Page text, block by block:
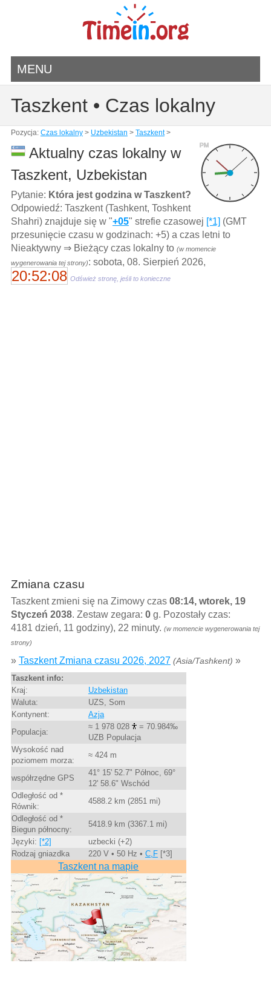
MENU
Taszkent • Czas lokalny
Pozycja: Czas lokalny> Uzbekistan > Taszkent>
PM
Aktualny czas lokalny w
Taszkent, Uzbekistan
Pytanie: Która jest godzina w Taszkent?
Odpowiedź: Taszkent (Tashkent, Toshkent
Shahri) znajduje się w "+05" strefie czasowej [*1] (GMT
przesunięcie czasu w godzinach: +5) a czas letni to
Nieaktywny ⇒ Bieżący czas lokalny to (w momencie
wygenerowania tej strony): sobota, 08. Sierpień 2026,
20:52:08 Odśwież stronę, jeśli to konieczne
Zmiana czasu
Taszkent zmieni się na Zimowy czas 08:14, wtorek, 19
Styczeń 2038. Zestaw zegara: 0g. Pozostały czas:
4181 dzień, 11 godziny), 22 minuty. (w momencie wygenerowania tej
strony)
» Taszkent Zmiana czasu 2026, 2027 (Asia/Tashkent) »
Taszkent info:
Kraj:
Uzbekistan
Waluta:
UZS, Som
Kontynent:
Azja
Populacja:
≈ 1 978 028
= 70.984‰
UZB Populacja
Wysokość nad
poziomem morza:
≈ 424 m
współrzędne GPS
41° 15' 52.7" Północ, 69°
12' 58.6" Wschód
Odległość od *
Równik:
4588.2 km (2851 mi)
Odległość od *
Biegun północny:
5418.9 km (3367.1 mi)
Języki: [*2]
uzbecki (+2)
Rodzaj gniazdka
220 V • 50 Hz • C,F[*3]
Taszkent na mapie